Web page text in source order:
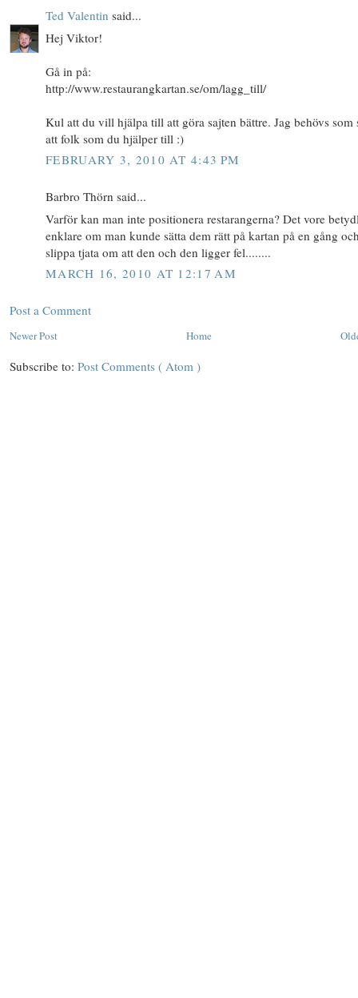
Ted Valentin said...
Hej Viktor!
Gå in på:
http://www.restaurangkartan.se/om/lagg_till/
Kul att du vill hjälpa till att göra sajten bättre. Jag behövs som
att folk som du hjälper till :)
FEBRUARY 3, 2010 AT 4:43 PM
Barbro Thörn said...
Varför kan man inte positionera restarangerna? Det vore
enklare om man kunde sätta dem rätt på kartan på en gång
slippa tjata om att den och den ligger fel........
MARCH 16, 2010 AT 12:17 AM
Post a Comment
Newer Post Home
Subscribe to: Post Comments ( Atom )